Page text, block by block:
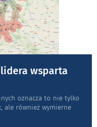
wsparta
oznacza to nie tylko
ale również wymierne